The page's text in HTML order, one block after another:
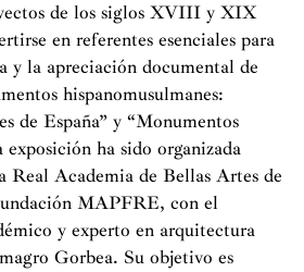
de los siglos XVIII y XIX
en referentes esenciales para
y la apreciación documental de
hispanomusulmanes:
de España” y “Monumentos
ha sido organizada
Real Academia de Bellas Artes de
MAPFRE, con el
y experto en arquitectura
Gorbea. Su objetivo es